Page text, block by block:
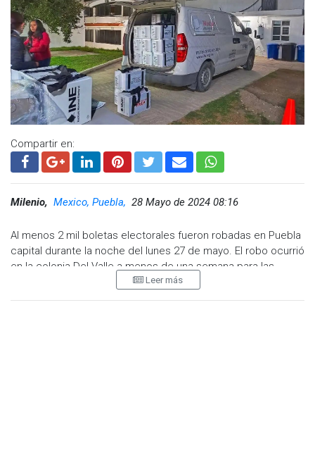
Compartir en:
Milenio, Mexico, Puebla, 28 Mayo de 2024 08:16
Al menos 2 mil boletas electorales fueron robadas en Puebla
capital durante la noche del lunes 27 de mayo. El robo ocurrió
en la colonia Del Valle a menos de una semana para las
elecciones del próximo 2 de junio, mientras que el hurto fue
inmediatamente denunciado ante la Fiscalía General del
Leer más